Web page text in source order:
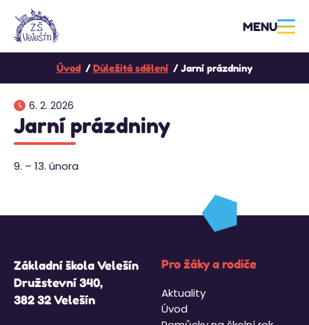
MENU
Úvod Důležitá sdělení Jarní prázdniny
6. 2. 2026
Jarní prázdniny
9. – 13. února
Základní škola Velešín
Družstevní 340,
382 32 Velešín
Pro žáky a rodiče
Aktuality
Úvod